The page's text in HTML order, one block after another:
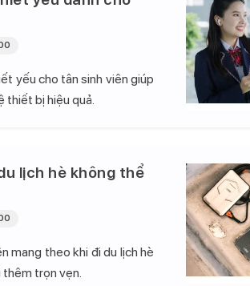
yếu cho tân sinh viên giúp
thiết bị hiệu quả.
lịch hè không thể
mang theo khi đi du lịch hè
trọn vẹn.